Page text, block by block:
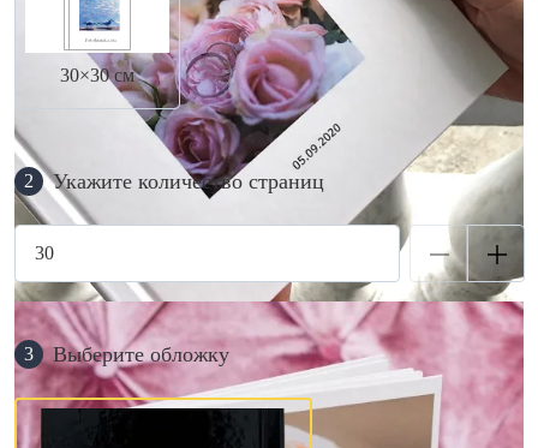
30×30 см
2 Укажите количество страниц
3 Выберите обложку